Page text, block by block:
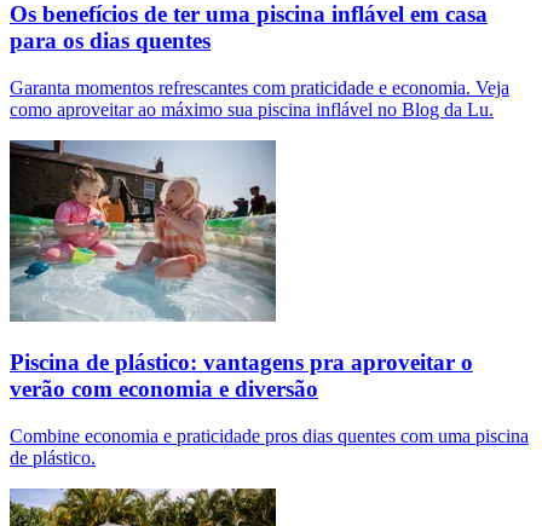
Os benefícios de ter uma piscina inflável em casa
para os dias quentes
Garanta momentos refrescantes com praticidade e economia. Veja
como aproveitar ao máximo sua piscina inflável no Blog da Lu.
Piscina de plástico: vantagens pra aproveitar o
verão com economia e diversão
Combine economia e praticidade pros dias quentes com uma piscina
de plástico.